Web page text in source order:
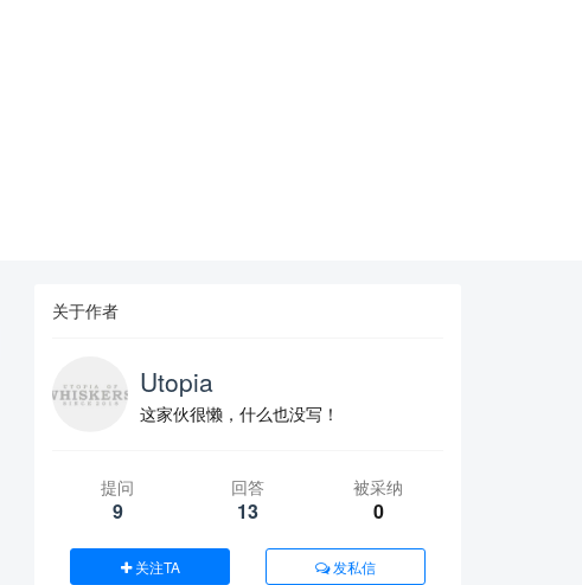
关于作者
Utopia
这家伙很懒，什么也没写！
提问
9
回答
13
被采纳
0
关注TA 发私信